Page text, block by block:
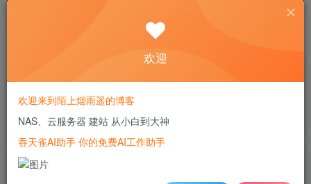
评论
雷军担心怕卖太火！小米汽车SU7实车
亮相 大街上开跑：回头率超高
2年前
欢迎
欢迎来到陌上烟雨遥的博客
NAS、云服务器 建站 从小白到大神
吞天雀AI助手 你的免费AI工作助手